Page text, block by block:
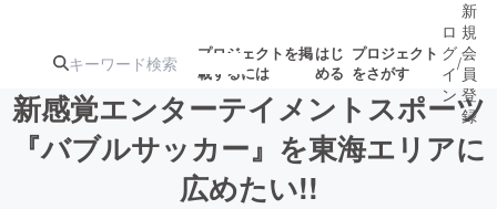
プロジェクトを掲
載するには
はじ
める
プロジェクト
をさがす
注目の新着プロ 募集終了が近いプ
ロ
グ
イ
ン
/
新
規
会
員
登
録
新感覚エンターテイメントスポーツ
『バブルサッカー』を東海エリアに
広めたい!!